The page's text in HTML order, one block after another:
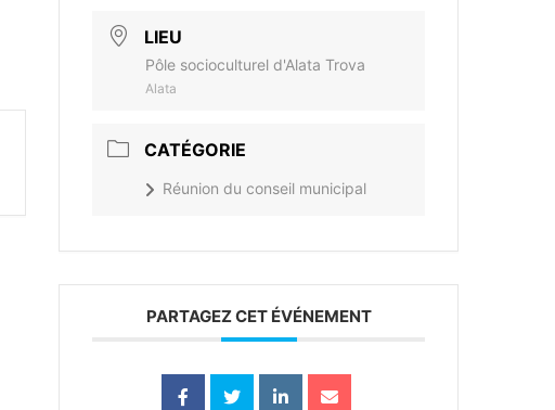
LIEU
Pôle socioculturel d'Alata Trova
Alata
CATÉGORIE
Réunion du conseil municipal
PARTAGEZ CET ÉVÉNEMENT